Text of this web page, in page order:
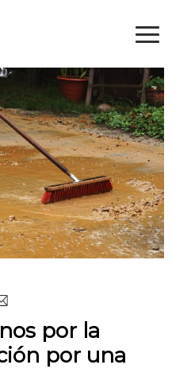
por la
por una